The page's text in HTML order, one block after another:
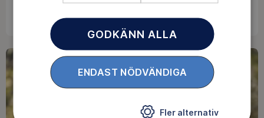
GODKÄNN ALLA
ENDAST NÖDVÄNDIGA
Fler alternativ